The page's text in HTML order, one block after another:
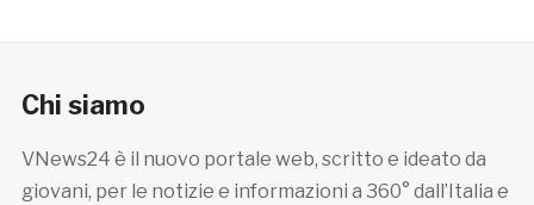
Chi siamo
VNews24 è il nuovo portale web, scritto e ideato da
giovani, per le notizie e informazioni a 360° dall’Italia e